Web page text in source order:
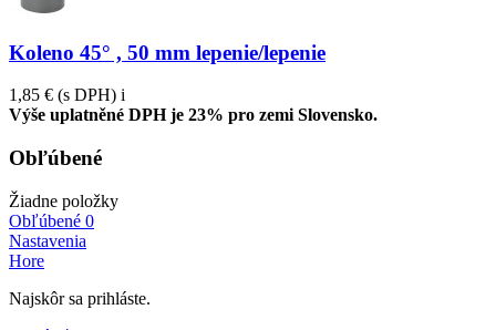
Koleno 45° , 50 mm lepenie/lepenie
1,85 € (s DPH) i
Výše uplatněné DPH je 23% pro zemi Slovensko.
Obľúbené
Žiadne položky
Obľúbené 0
Nastavenia
Hore
Najskôr sa prihláste.